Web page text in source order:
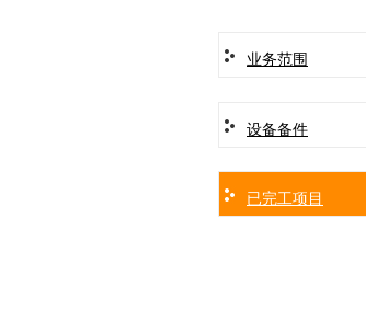
业务范围
设备备件
已完工项目